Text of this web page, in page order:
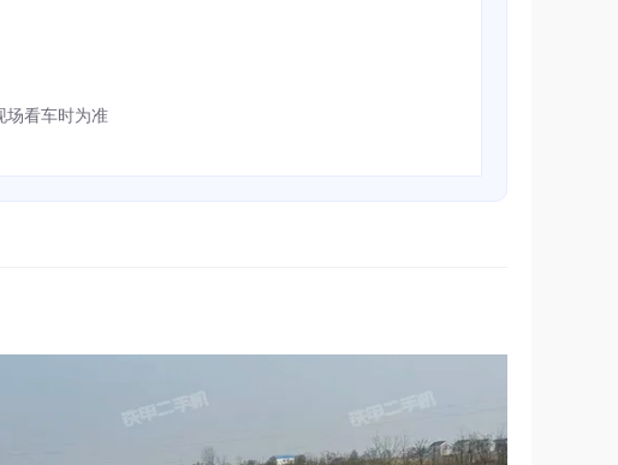
场看车时为准